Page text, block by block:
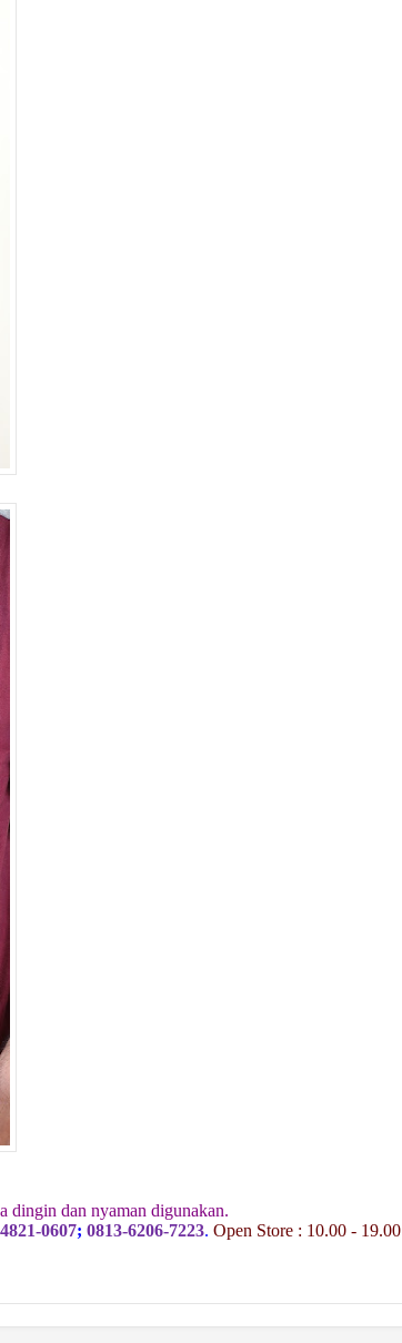
dingin dan nyaman digunakan.
0607; 0813-6206-7223. Open Store : 10.00 - 19.00